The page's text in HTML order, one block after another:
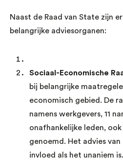
Naast de Raad van State zijn
belangrijke adviesorganen:
Sociaal-Economische
bij belangrijke
economisch gebied. De
namens werkgevers, 11
onafhankelijke leden,
genoemd. Het advies
invloed als het unaniem